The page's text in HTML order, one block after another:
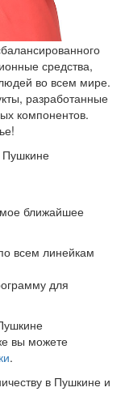
средства,
во всем мире.
разработанные
компонентов.
Пушкине
ближайшее
всем линейкам
для
вы можете
.
в Пушкине и